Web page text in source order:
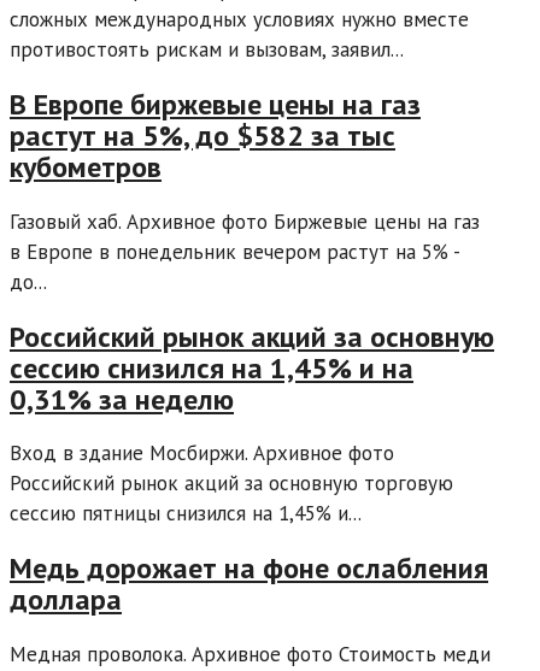
сложных международных условиях нужно вместе
противостоять рискам и вызовам, заявил...
В Европе биржевые цены на газ
растут на 5%, до $582 за тыс
кубометров
Газовый хаб. Архивное фото Биржевые цены на газ
в Европе в понедельник вечером растут на 5% -
до...
Российский рынок акций за основную
сессию снизился на 1,45% и на
0,31% за неделю
Вход в здание Мосбиржи. Архивное фото
Российский рынок акций за основную торговую
сессию пятницы снизился на 1,45% и...
Медь дорожает на фоне ослабления
доллара
Медная проволока. Архивное фото Стоимость меди